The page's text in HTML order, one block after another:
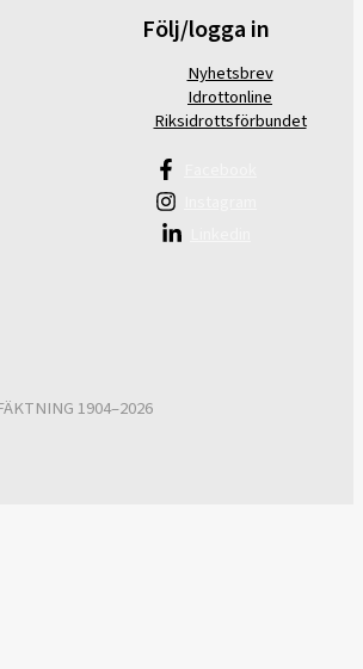
Följ/logga in
Nyhetsbrev
Idrottonline
Riksidrottsförbundet
1904–2026